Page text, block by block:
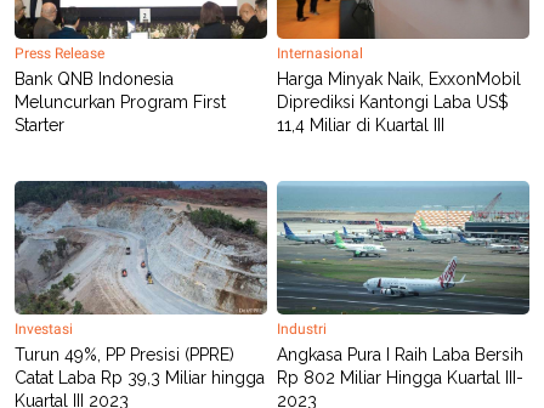
Press Release
Bank QNB Indonesia
Meluncurkan Program First
Starter
Internasional
Harga Minyak Naik, ExxonMobil
Diprediksi Kantongi Laba US$
11,4 Miliar di Kuartal III
Investasi
Turun 49%, PP Presisi (PPRE)
Catat Laba Rp 39,3 Miliar hingga
Kuartal III 2023
Industri
Angkasa Pura I Raih Laba Bersih
Rp 802 Miliar Hingga Kuartal III-
2023